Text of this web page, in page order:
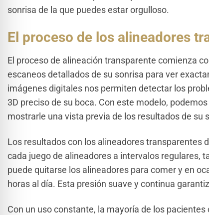
sonrisa de la que puedes estar orgulloso.
El proceso de los alineadores
El proceso de alineación transparente comienza
escaneos detallados de su sonrisa para ver
imágenes digitales nos permiten detectar los
3D preciso de su boca. Con este modelo,
mostrarle una vista previa de los resultados de su
Los resultados con los alineadores
cada juego de alineadores a intervalos regulares,
puede quitarse los alineadores para comer y en
horas al día. Esta presión suave y continua
Con un uso constante, la mayoría de los